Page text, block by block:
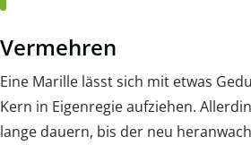
Vermehren
Eine Marille lässt sich mit etwas
Kern in Eigenregie aufziehen.
lange dauern, bis der neu